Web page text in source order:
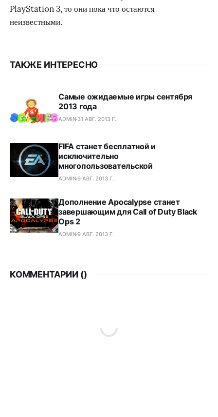
PlayStation 3, то они пока что остаются
неизвестными.
ТАКЖЕ ИНТЕРЕСНО
Самые ожидаемые игры сентября
2013 года
ADMIN 31 АВГ. 2013 Г.
FIFA станет бесплатной и
исключительно
многопользовательской
ADMIN9 АВГ. 2013 Г.
Дополнение Apocalypse станет
завершающим для Call of Duty Black
Ops 2
ADMIN9 АВГ. 2013 Г.
КОММЕНТАРИИ ()